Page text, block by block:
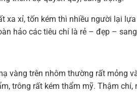
xỉ, tốn kém thì nhiều người lại
hảo các tiêu chí là rẻ – đẹp –
vàng trên nhôm thường rất mỏng
trông rất kém thẩm mỹ. Thậm